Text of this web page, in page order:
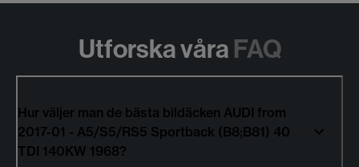
Utforska våra FAQ
Hur väljer man de bästa bildäcken AUDI from
2017-01 - A5/S5/RS5 Sportback (B8;B81) 40
TDI 140KW 1968?